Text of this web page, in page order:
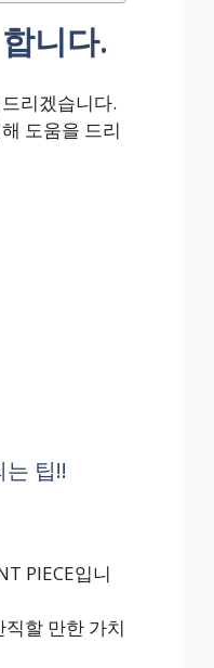
니다.
리겠습니다.
도움을 드리
팁!!
PIECE입니
할 만한 가치